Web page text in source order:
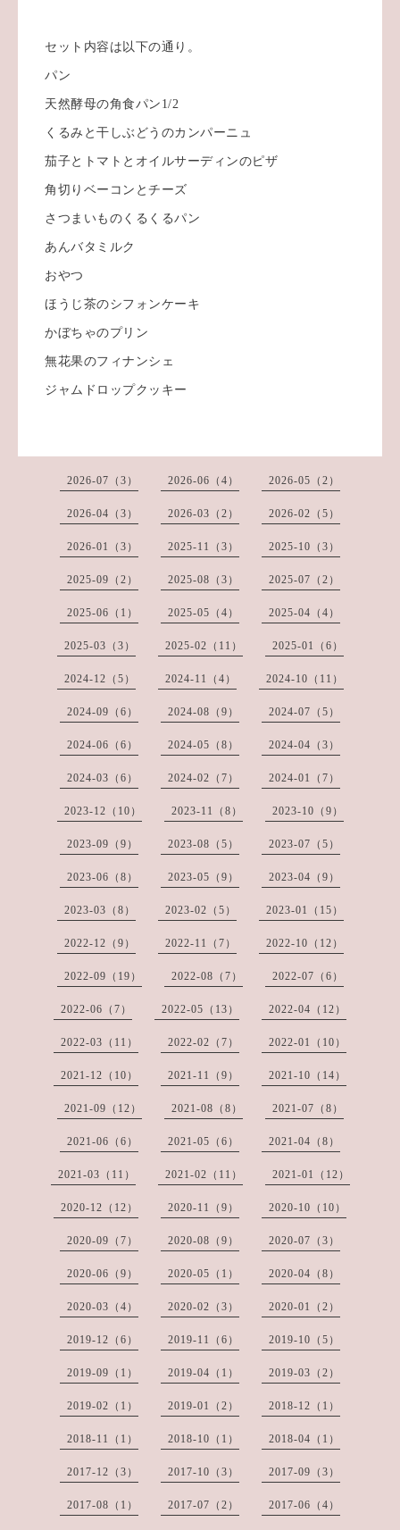
セット内容は以下の通り。
パン
天然酵母の角食パン1/2
くるみと干しぶどうのカンパーニュ
茄子とトマトとオイルサーディンのピザ
角切りベーコンとチーズ
さつまいものくるくるパン
あんバタミルク
おやつ
ほうじ茶のシフォンケーキ
かぼちゃのプリン
無花果のフィナンシェ
ジャムドロップクッキー
2026-07（3） 2026-06（4） 2026-05（2）
2026-04（3） 2026-03（2） 2026-02（5）
2026-01（3） 2025-11（3） 2025-10（3）
2025-09（2） 2025-08（3） 2025-07（2）
2025-06（1） 2025-05（4） 2025-04（4）
2025-03（3） 2025-02（11） 2025-01（6）
2024-12（5） 2024-11（4） 2024-10（11）
2024-09（6） 2024-08（9） 2024-07（5）
2024-06（6） 2024-05（8） 2024-04（3）
2024-03（6） 2024-02（7） 2024-01（7）
2023-12（10） 2023-11（8） 2023-10（9）
2023-09（9） 2023-08（5） 2023-07（5）
2023-06（8） 2023-05（9） 2023-04（9）
2023-03（8） 2023-02（5） 2023-01（15）
2022-12（9） 2022-11（7） 2022-10（12）
2022-09（19） 2022-08（7） 2022-07（6）
2022-06（7） 2022-05（13） 2022-04（12）
2022-03（11） 2022-02（7） 2022-01（10）
2021-12（10） 2021-11（9） 2021-10（14）
2021-09（12） 2021-08（8） 2021-07（8）
2021-06（6） 2021-05（6） 2021-04（8）
2021-03（11） 2021-02（11） 2021-01（12）
2020-12（12） 2020-11（9） 2020-10（10）
2020-09（7） 2020-08（9） 2020-07（3）
2020-06（9） 2020-05（1） 2020-04（8）
2020-03（4） 2020-02（3） 2020-01（2）
2019-12（6） 2019-11（6） 2019-10（5）
2019-09（1） 2019-04（1） 2019-03（2）
2019-02（1） 2019-01（2） 2018-12（1）
2018-11（1） 2018-10（1） 2018-04（1）
2017-12（3） 2017-10（3） 2017-09（3）
2017-08（1） 2017-07（2） 2017-06（4）